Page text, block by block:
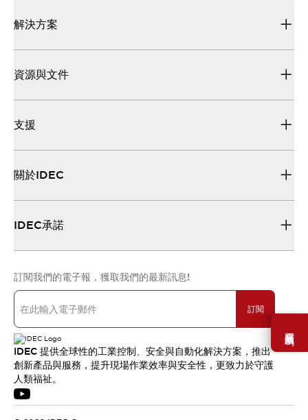
需要幫助嗎？
解決方案
資源與文件
支援
關於IDEC
IDEC承諾
訂閱我們的電子報，獲取我們的最新訊息!
訂閱
IDEC 提供全球性的工業控制、安全與自動化解決方案，推出
創新產品與服務，提升現場作業效率與安全性，更致力於守護
人類福祉。